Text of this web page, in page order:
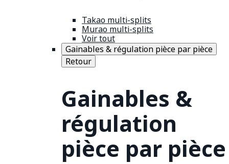
Takao multi-splits
Murao multi-splits
Voir tout
Gainables & régulation pièce par pièce
Retour
Gainables &
régulation
pièce par pièce